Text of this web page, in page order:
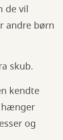
de vil
andre børn
skub.
kendte
hænger
og